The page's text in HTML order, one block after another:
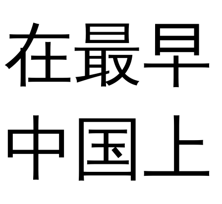
在最早
中国上